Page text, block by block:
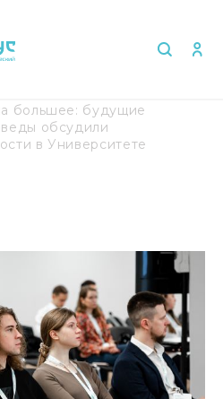
большее: будущие
обсудили
в Университете